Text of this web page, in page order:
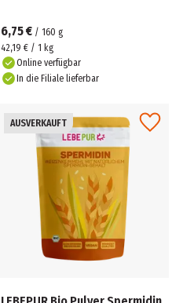
6,75 € / 160 g
42,19 € / 1 kg
Online verfügbar
In die Filiale lieferbar
AUSVERKAUFT